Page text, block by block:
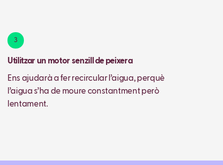
3
Utilitzar un motor senzill de peixera
Ens ajudarà a fer recircular l’aigua, perquè
l’aigua s’ha de moure constantment però
lentament.